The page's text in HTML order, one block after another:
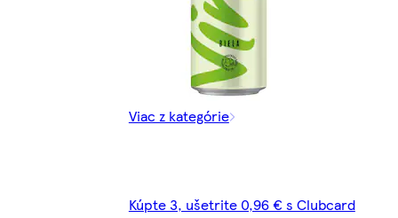
Viac z kategórie
Kúpte 3, ušetrite 0,96 € s Clubcard